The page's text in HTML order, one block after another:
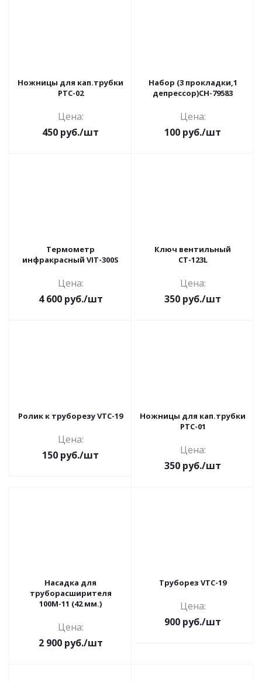
Ножницы для кап.трубки
РТС-02
Цена:
450 руб./шт
Набор (3 прокладки,1
депрессор)СН-79583
Цена:
100 руб./шт
Термометр
инфракрасный VIT-300S
Цена:
4 600руб./шт
Ключ вентильный
СТ-123L
Цена:
350 руб./шт
Ролик к труборезу VTC-19
Цена:
150 руб./шт
Ножницы для кап.трубки
РТС-01
Цена:
350 руб./шт
Насадка для
труборасширителя
100М-11 (42 мм.)
Цена:
2 900руб./шт
Труборез VTC-19
Цена:
900 руб./шт